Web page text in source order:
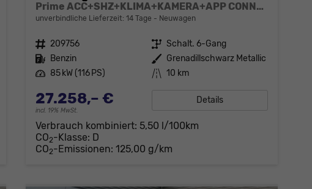
Prime ACC+SHZ+KLIMA+KAMERA+APP CONNECT+LED+17" ALU
unverbindliche Lieferzeit: 14 Tage Neuwagen
Fahrzeugnr. 209756 Getriebe Schalt. 6-Gang
Kraftstoff Benzin Außenfarbe Grenadillschwarz Metallic
Leistung 85 kW (116 PS) Kilometerstand 10 km
27.258,– €
incl. 19% MwSt.
Details
Verbrauch kombiniert: 5,50 l/100km
CO2-Klasse: D
CO2-Emissionen: 125,00 g/km